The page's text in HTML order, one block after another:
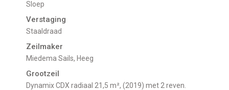
Sloep
Verstaging
Staaldraad
Zeilmaker
Miedema Sails, Heeg
Grootzeil
Dynamix CDX radiaal 21,5 m², (2019) met 2 reven.